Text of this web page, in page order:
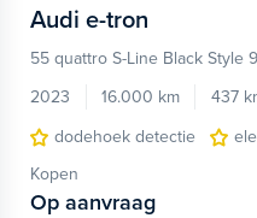
Audi e-tron
55 quattro S-Line Black Style
2023
16.000 km 437
dodehoek detectie
Kopen
Op aanvraag